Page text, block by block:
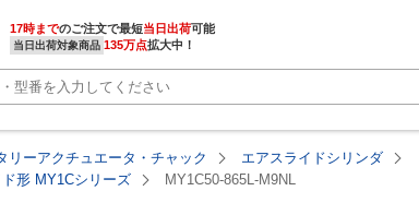
17時までのご注文で最短当日出荷
当日出荷対象商品 135万点拡大中！
リーアクチュエータ・チャック
エアスライドシリンダ
形 MY1Cシリーズ
MY1C50-865L-M9NL